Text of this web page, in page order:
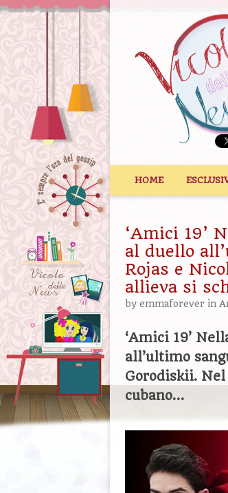
HOME
‘Amici 19’
al duello
Rojas e
allieva si
by emmaforever in
‘Amici 19’
all’ultimo
Gorodiskii.
cubano…